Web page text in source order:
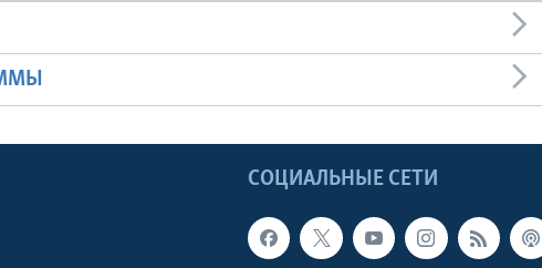
СОЦИАЛЬНЫЕ СЕТИ